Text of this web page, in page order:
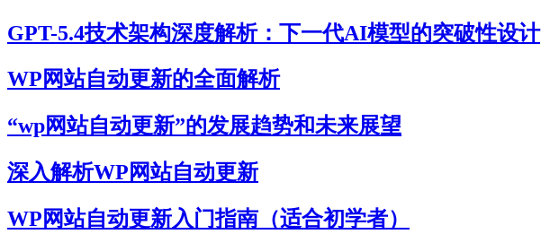
GPT-5.4技术架构深度解析：下一代AI模型的突破性设计
WP网站自动更新的全面解析
“wp网站自动更新”的发展趋势和未来展望
深入解析WP网站自动更新
WP网站自动更新入门指南（适合初学者）